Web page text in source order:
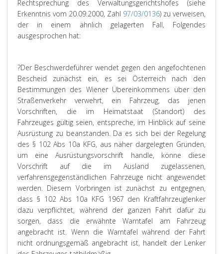
Rechtsprechung des Verwaltungsgerichtshofes (siehe
Erkenntnis vom 20.09.2000, Zahl 97/03/0136) zu verweisen,
der in einem ähnlich gelagerten Fall, Folgendes
ausgesprochen hat:
?Der Beschwerdeführer wendet gegen den angefochtenen
Bescheid zunächst ein, es sei Österreich nach den
Bestimmungen des Wiener Übereinkommens über den
Straßenverkehr verwehrt, ein Fahrzeug, das jenen
Vorschriften, die im Heimatstaat (Standort) des
Fahrzeuges gültig seien, entspreche, im Hinblick auf seine
Ausrüstung zu beanstanden. Da es sich bei der Regelung
des § 102 Abs 10a KFG, aus näher dargelegten Gründen,
um eine Ausrüstungsvorschrift handle, könne diese
Vorschrift auf die im Ausland zugelassenen,
verfahrensgegenständlichen Fahrzeuge nicht angewendet
werden. Diesem Vorbringen ist zunächst zu entgegnen,
dass § 102 Abs 10a KFG 1967 den Kraftfahrzeuglenker
dazu verpflichtet, während der ganzen Fahrt dafür zu
sorgen, dass die erwähnte Warntafel am Fahrzeug
angebracht ist. Wenn die Warntafel während der Fahrt
nicht ordnungsgemäß angebracht ist, handelt der Lenker